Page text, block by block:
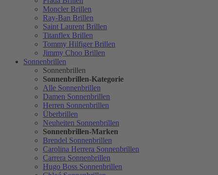
Moncler Brillen
Ray-Ban Brillen
Saint Laurent Brillen
Titanflex Brillen
Tommy Hilfiger Brillen
Jimmy Choo Brillen
Sonnenbrillen
Sonnenbrillen
Sonnenbrillen-Kategorie
Alle Sonnenbrillen
Damen Sonnenbrillen
Herren Sonnenbrillen
Überbrillen
Neuheiten Sonnenbrillen
Sonnenbrillen-Marken
Brendel Sonnenbrillen
Carolina Herrera Sonnenbrillen
Carrera Sonnenbrillen
Hugo Boss Sonnenbrillen